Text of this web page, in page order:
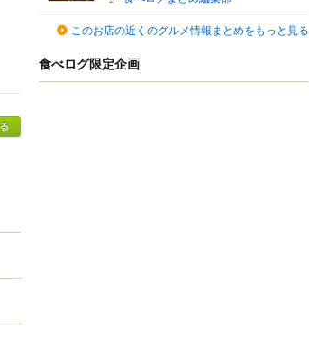
このお店の近くのグルメ情報まとめをもっと見る
食べログ限定企画